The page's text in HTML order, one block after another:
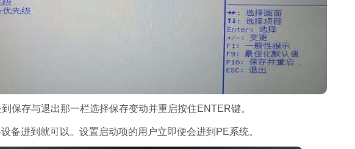
保存与退出那一栏选择保存变动并重启按住ENTER键。
备进到就可以。设置启动项的用户立即便会进到PE系统。